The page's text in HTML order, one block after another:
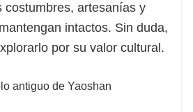
costumbres, artesanías y
intactos. Sin duda,
por su valor cultural.